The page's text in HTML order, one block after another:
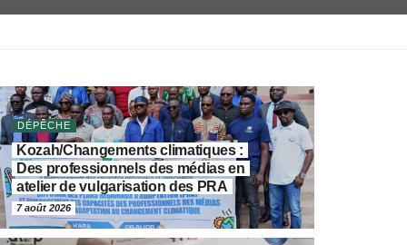
DÉPÊCHE
Kozah/Changements climatiques :
Des professionnels des médias en
atelier de vulgarisation des PRA
7 août 2026